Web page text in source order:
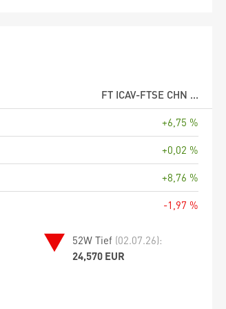
FT ICAV-FTSE CHN ...
+6,75 %
+0,02 %
+8,76 %
-1,97 %
52W Tief (02.07.26):
24,570 EUR